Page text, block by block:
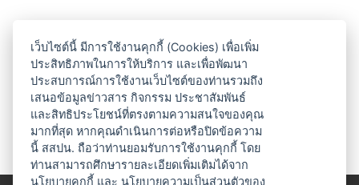
เว็บไซต์นี้ มีการใช้งานคุกกี้ (Cookies) เพื่อเพิ่ม
ประสิทธิภาพในการให้บริการ และเพื่อพัฒนา
ประสบการณ์การใช้งานเว็บไซต์ของท่านรวมถึง
เสนอข้อมูลข่าวสาร กิจกรรม ประชาสัมพันธ์
และสิทธิประโยชน์ที่ตรงตามความสนใจของคุณ
มากที่สุด หากคุณดำเนินการต่อหรือปิดข้อความ
นี้ สสปน. ถือว่าท่านยอมรับการใช้งานคุกกี้ โดย
ท่านสามารถศึกษารายละเอียดเพิ่มเติมได้จาก
นโยบายคุกกี้ และนโยบายความเป็นส่วนตัวของ